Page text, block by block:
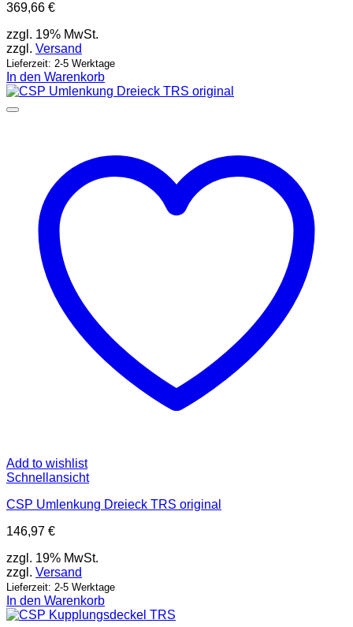
369,66 €
zzgl. 19% MwSt.
zzgl. Versand
Lieferzeit: 2-5 Werktage
In den Warenkorb
Add to wishlist
Schnellansicht
CSP Umlenkung Dreieck TRS original
146,97 €
zzgl. 19% MwSt.
zzgl. Versand
Lieferzeit: 2-5 Werktage
In den Warenkorb